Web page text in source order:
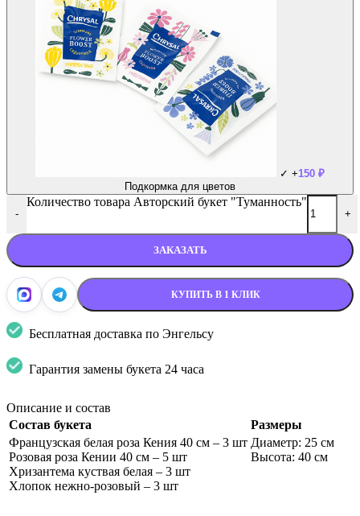
✓ +150 ₽
Подкормка для цветов
-
Количество товара Авторский букет "Туманность"
+
ЗАКАЗАТЬ
КУПИТЬ В 1 КЛИК
Бесплатная доставка по Энгельсу
Гарантия замены букета 24 часа
Описание и состав
Состав букета
Размеры
Французская белая роза Кения 40 см – 3 шт
Розовая роза Кении 40 см – 5 шт
Хризантема куствая белая – 3 шт
Хлопок нежно-розовый – 3 шт
Диаметр: 25 см
Высота: 40 см